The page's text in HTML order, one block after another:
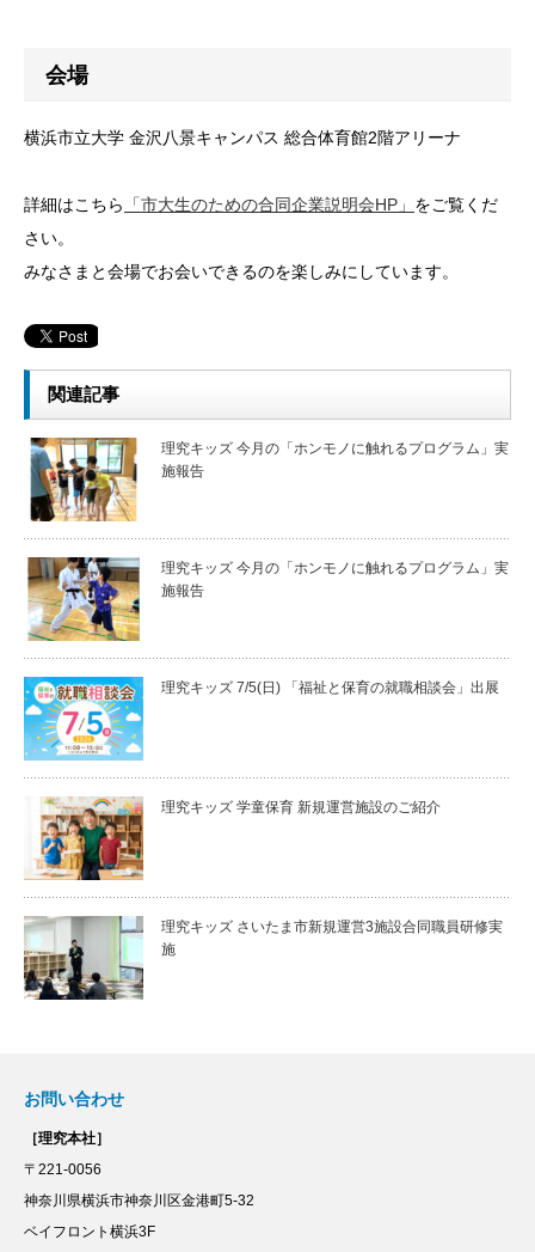
会場
横浜市立大学 金沢八景キャンパス 総合体育館2階アリーナ
詳細はこちら 「市大生のための合同企業説明会HP」 をご覧くだ
さい。
みなさまと会場でお会いできるのを楽しみにしています。
関連記事
理究キッズ 今月の「ホンモノに触れるプログラム」実
施報告
理究キッズ 今月の「ホンモノに触れるプログラム」実
施報告
理究キッズ 7/5(日) 「福祉と保育の就職相談会」出展
理究キッズ 学童保育 新規運営施設のご紹介
理究キッズ さいたま市新規運営3施設合同職員研修実
施
お問い合わせ
［理究本社］
〒221-0056
神奈川県横浜市神奈川区金港町5-32
ベイフロント横浜3F